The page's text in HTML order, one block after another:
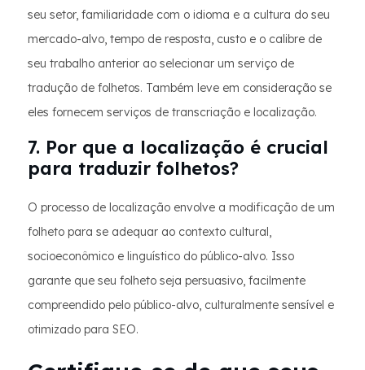
seu setor, familiaridade com o idioma e a cultura do seu
mercado-alvo, tempo de resposta, custo e o calibre de
seu trabalho anterior ao selecionar um serviço de
tradução de folhetos. Também leve em consideração se
eles fornecem serviços de transcriação e localização.
7. Por que a localização é crucial
para traduzir folhetos?
O processo de localização envolve a modificação de um
folheto para se adequar ao contexto cultural,
socioeconômico e linguístico do público-alvo. Isso
garante que seu folheto seja persuasivo, facilmente
compreendido pelo público-alvo, culturalmente sensível e
otimizado para SEO.